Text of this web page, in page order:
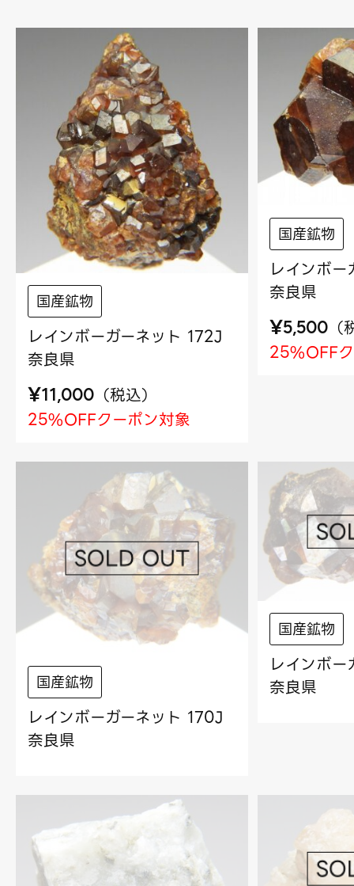
国産鉱物
レインボーガーネット 172J
奈良県
¥11,000 （税込）
25%OFFクーポン対象
国産鉱物
レインボ
奈良県
¥5,500 （
25%OFF
国産鉱物
レインボーガーネット 170J
奈良県
国産鉱物
レインボ
奈良県